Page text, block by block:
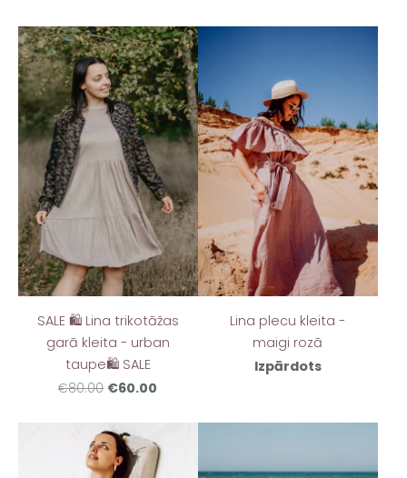
SALE 🛍️ Lina trikotāžas
garā kleita - urban
taupe🛍️ SALE
€80.00 €60.00
Lina plecu kleita -
maigi rozā
Izpārdots